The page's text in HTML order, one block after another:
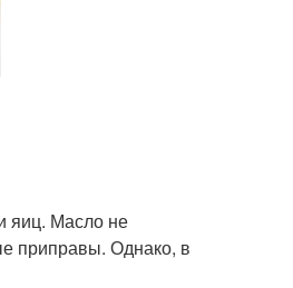
яиц. Масло не
приправы. Однако, в